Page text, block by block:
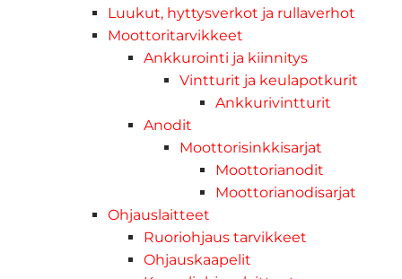
Luukut, hyttysverkot ja rullaverhot
Moottoritarvikkeet
Ankkurointi ja kiinnitys
Vintturit ja keulapotkurit
Ankkurivintturit
Anodit
Moottorisinkkisarjat
Moottorianodit
Moottorianodisarjat
Ohjauslaitteet
Ruoriohjaus tarvikkeet
Ohjauskaapelit